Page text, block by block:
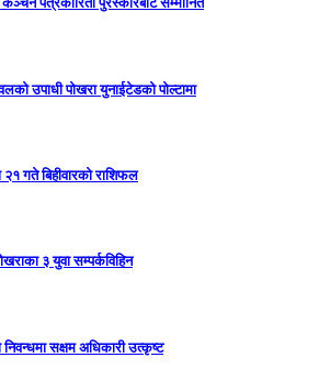
उपाधी पोखरा युनाईटेडको पोल्टामा
गते बिहीवारको राशिफल
३ युवा सम्पर्कविहिन
सक्षम अधिकारी उत्कृष्ट